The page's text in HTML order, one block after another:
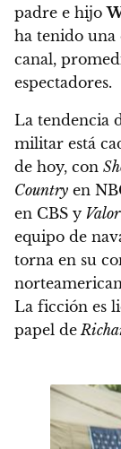
padre e hijo
ha tenido una
canal,
espectadores.
La tendencia
militar está
de hoy, con
Country en
en CBS y Valor
equipo de
torna en su
La ficción es
papel de